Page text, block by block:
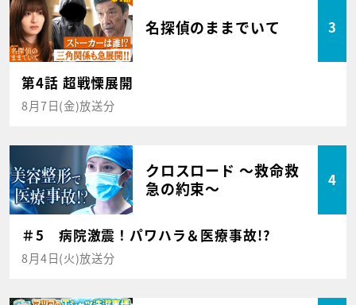
名探偵のままでいて 3
第4話 超戦慄展開
8月7日(金)放送分
クロスロード ～救命救
急の約束～
4
＃5 病院激震！パワハラ＆医療事故!?
8月4日(火)放送分